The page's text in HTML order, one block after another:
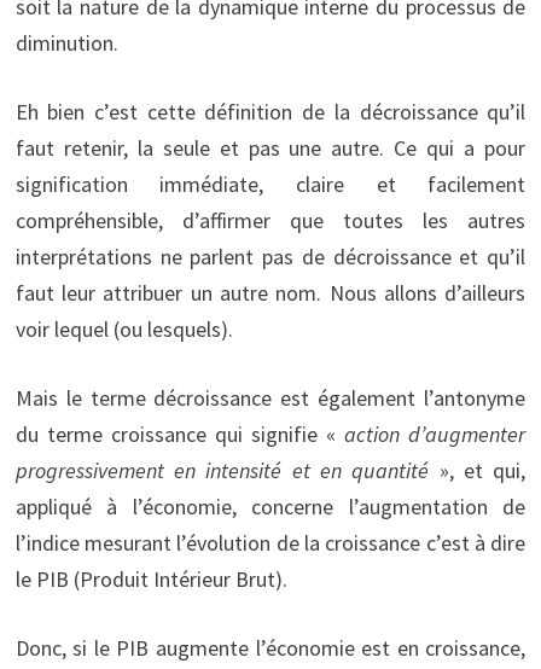
soit la nature de la dynamique interne du processus de
diminution.
Eh bien c’est cette définition de la décroissance qu’il
faut retenir, la seule et pas une autre. Ce qui a pour
signification immédiate, claire et facilement
compréhensible, d’affirmer que toutes les autres
interprétations ne parlent pas de décroissance et qu’il
faut leur attribuer un autre nom. Nous allons d’ailleurs
voir lequel (ou lesquels).
Mais le terme décroissance est également l’antonyme
du terme croissance qui signifie «action d’augmenter
progressivement en intensité et en quantité », et qui,
appliqué à l’économie, concerne l’augmentation de
l’indice mesurant l’évolution de la croissance c’est à dire
le PIB (Produit Intérieur Brut).
Donc, si le PIB augmente l’économie est en croissance,